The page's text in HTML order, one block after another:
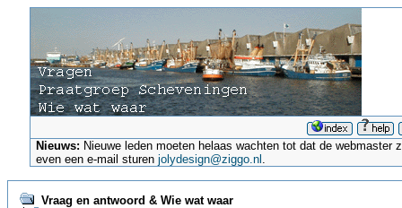
Nieuws: Nieuwe leden moeten helaas wachten tot dat de
even een e-mail sturenjolydesign@ziggo.nl .
Vraag en antwoord & Wie wat waar